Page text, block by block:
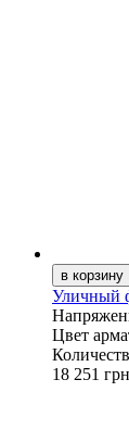
Уличный
Цвет
18 251 грн